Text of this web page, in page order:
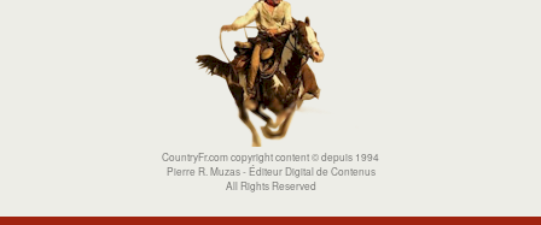
CountryFr.com copyright content © depuis 1994
Pierre R. Muzas - Éditeur Digital de Contenus
All Rights Reserved